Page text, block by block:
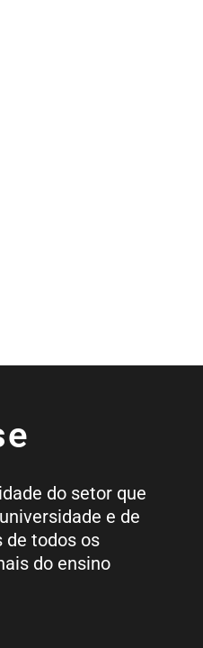
do setor que
e de
de todos os
do ensino